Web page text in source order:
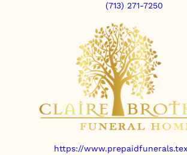
(713) 271-7250
https://